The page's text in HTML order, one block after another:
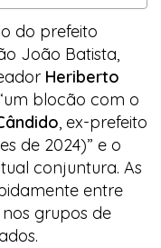
do prefeito
João Batista,
Heriberto
blocão com o
, ex-prefeito
de 2024)” e o
conjuntura. As
entre
grupos de